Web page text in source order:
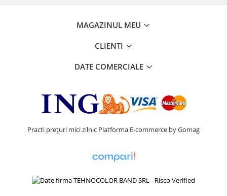
MAGAZINUL MEU
CLIENTI
DATE COMERCIALE
Practi prețuri mici zilnic Platforma E-commerce by Gomag